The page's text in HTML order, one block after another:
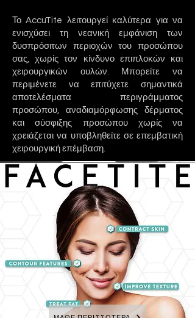
Το AccuTite λειτουργεί καλύτερα για να
ενισχύσει τη νεανική εμφάνιση των
δυσπρόσιτων περιοχών του προσώπου
σας, χωρίς τον κίνδυνο επιπλοκών και
χειρουργικών ουλών. Μπορείτε να
περιμένετε να επιτύχετε σημαντικά
αποτελέσματα περιγράμματος
προσώπου, αναδιαμόρφωσης δέρματος
και σύσφιξης προσώπου χωρίς να
χρειάζεται να υποβληθείτε σε επεμβατική
χειρουργική επέμβαση.